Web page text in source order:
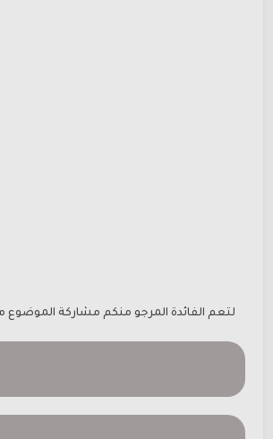
لتعم الفائدة المرجو منكم مشاركة الموضوع مع